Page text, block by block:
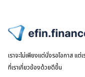
ไปหน้าแรก
เราจะไม่เพียงแต่นั่งรอโอกาส แต่
ที่เราเกี่ยวข้องด้วยดีขึ้น